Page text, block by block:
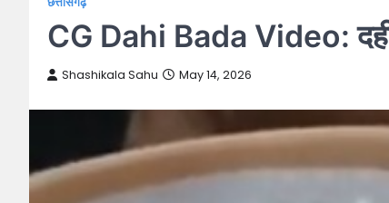
CG Dahi Bada Video:
Shashikala Sahu May 14, 2026